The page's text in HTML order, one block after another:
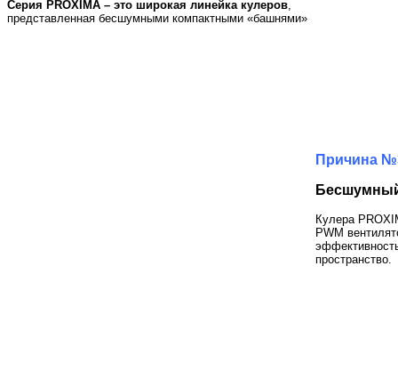
Серия PROXIMA – это широкая линейка кулеров
представленная бесшумными компактными «башнями»
Причина
Кулера
PWM
пространство.